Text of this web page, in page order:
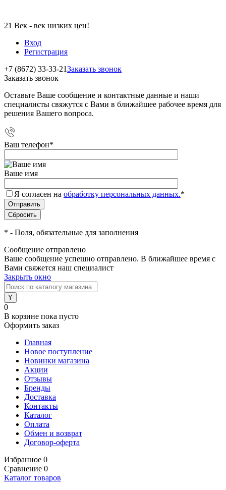
21 Век - век низких цен!
Вход
Регистрация
+7 (8672) 33-33-21Заказать звонок
Заказать звонок
Оставьте Ваше сообщение и контактные данные и наши
специалисты свяжутся с Вами в ближайшее рабочее время для
решения Вашего вопроса.
Ваш телефон*
Ваше имя
Я согласен на обработку персональных данных.*
* - Поля, обязательные для заполнения
Сообщение отправлено
Ваше сообщение успешно отправлено. В ближайшее время с
Вами свяжется наш специалист
Закрыть окно
0
В корзине пока пусто
Оформить заказ
Главная
Новое поступление
Новинки магазина
Акции
Отзывы
Бренды
Доставка
Контакты
Каталог
Оплата
Обмен и возврат
Договор-оферта
Избранное 0
Сравнение 0
Каталог товаров